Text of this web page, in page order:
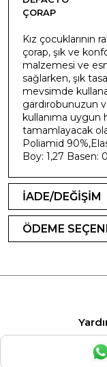
ÇORAP
Kız çocuklarının
çorap, şık ve
malzemesi ve
sağlarken, şık
mevsimde
gardırobunuzun
kullanıma
tamamlayacak
Poliamid
Boy: 1,27 Basen:
İADE/DEĞİŞİM
ÖDEME